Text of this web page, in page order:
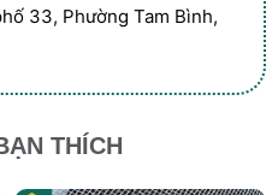
33, Phường Tam Bình,
THÍCH